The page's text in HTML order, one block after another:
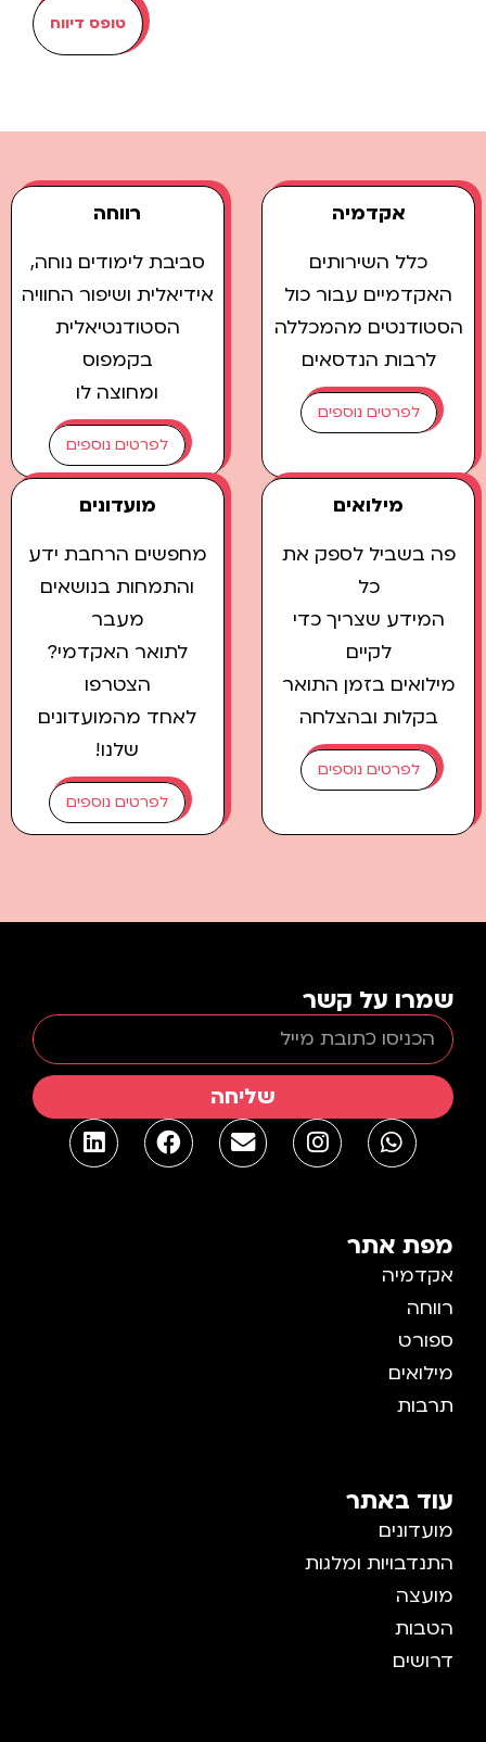
טופס דיווח
אקדמיה
כלל השירותים
האקדמיים עבור כול
הסטודנטים מהמכללה
לרבות הנדסאים
לפרטים נוספים
רווחה
סביבת לימודים נוחה,
אידיאלית ושיפור החוויה
הסטודנטיאלית
בקמפוס
ומחוצה לו
לפרטים נוספים
מילואים
פה בשביל לספק את
כל
המידע שצריך כדי
לקיים
מילואים בזמן התואר
בקלות ובהצלחה
לפרטים נוספים
מועדונים
מחפשים הרחבת ידע
והתמחות בנושאים
מעבר
לתואר האקדמי?
הצטרפו
לאחד מהמועדונים
שלנו!
לפרטים נוספים
מפת אתר
אקדמיה
רווחה
ספורט
מילואים
תרבות
עוד באתר
מועדונים
התנדבויות ומלגות
מועצה
הטבות
דרושים
שמרו על קשר
שליחה